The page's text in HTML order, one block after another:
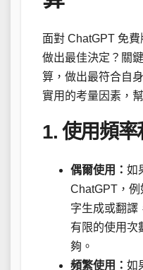
面對 ChatGPT 免
做出最佳決定？關
算，做出最符合自
實用的考量因素，
1. 使用頻
偶爾使用： 如
ChatGPT，
字生成或翻譯
有限的使用次
夠。
頻繁使用： 如